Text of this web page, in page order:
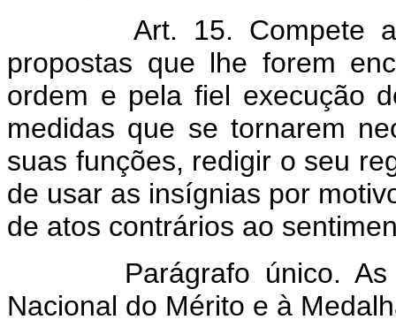
Art. 15. Compete ao
propostas que lhe forem
ordem e pela fiel execução
medidas que se tornarem
suas funções, redigir o seu
de usar as insígnias por
de atos contrários ao
Parágrafo único. As
Nacional do Mérito e à